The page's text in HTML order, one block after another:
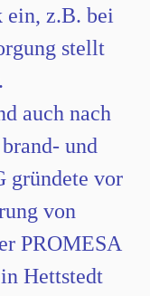
ein, z.B. bei
stellt
auch nach
und
gründete vor
von
PROMESA
Hettstedt